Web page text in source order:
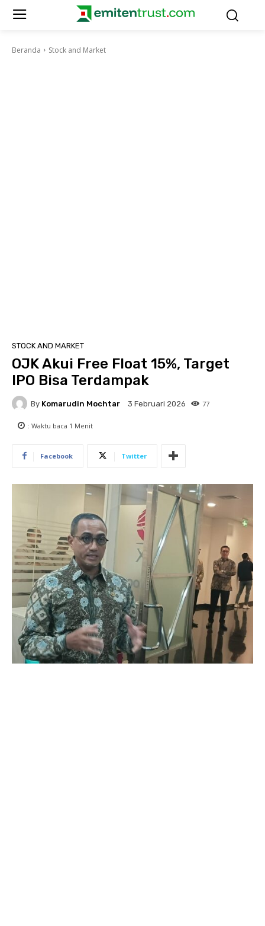
Beranda Stock and Market
STOCK AND MARKET
OJK Akui Free Float 15%, Target
IPO Bisa Terdampak
By Komarudin Mochtar 3 Februari 2026 77
: Waktu baca 1 Menit
Facebook Twitter